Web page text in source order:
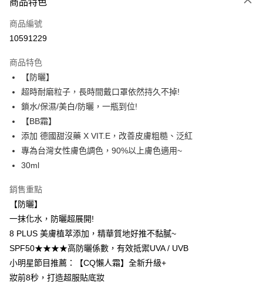
信用卡一次付款
超商取貨付款
Apple Pay
街口支付
悠遊付
ATM付款
運送方式
全家取貨付款
每筆NT$85，滿NT$599(含以上)免運費
付款後全家取貨
7-11取貨付款
每筆NT$85，滿NT$799(含以上)免運費
商品特色
商品編號
10591229
商品特色
【防曬】
超時耐磨粒子，長時間戴口罩依然持久不掉!
鎖水/保濕/美白/防曬，一瓶到位!
【BB霜】
添加 德國甜沒藥 X VIT.E，改善皮膚粗糙、泛紅
專為台灣女性膚色調色，90%以上膚色適用~
30ml
銷售重點
【防曬】
一抹化水，防曬超展開!
8 PLUS 美膚植萃添加，精華質地好推不黏膩~
SPF50★★★★高防曬係數，有效抵禦UVA / UVB
小明星節目推薦：【CQ懶人霜】全新升級+
妝前8秒，打造超服貼底妝